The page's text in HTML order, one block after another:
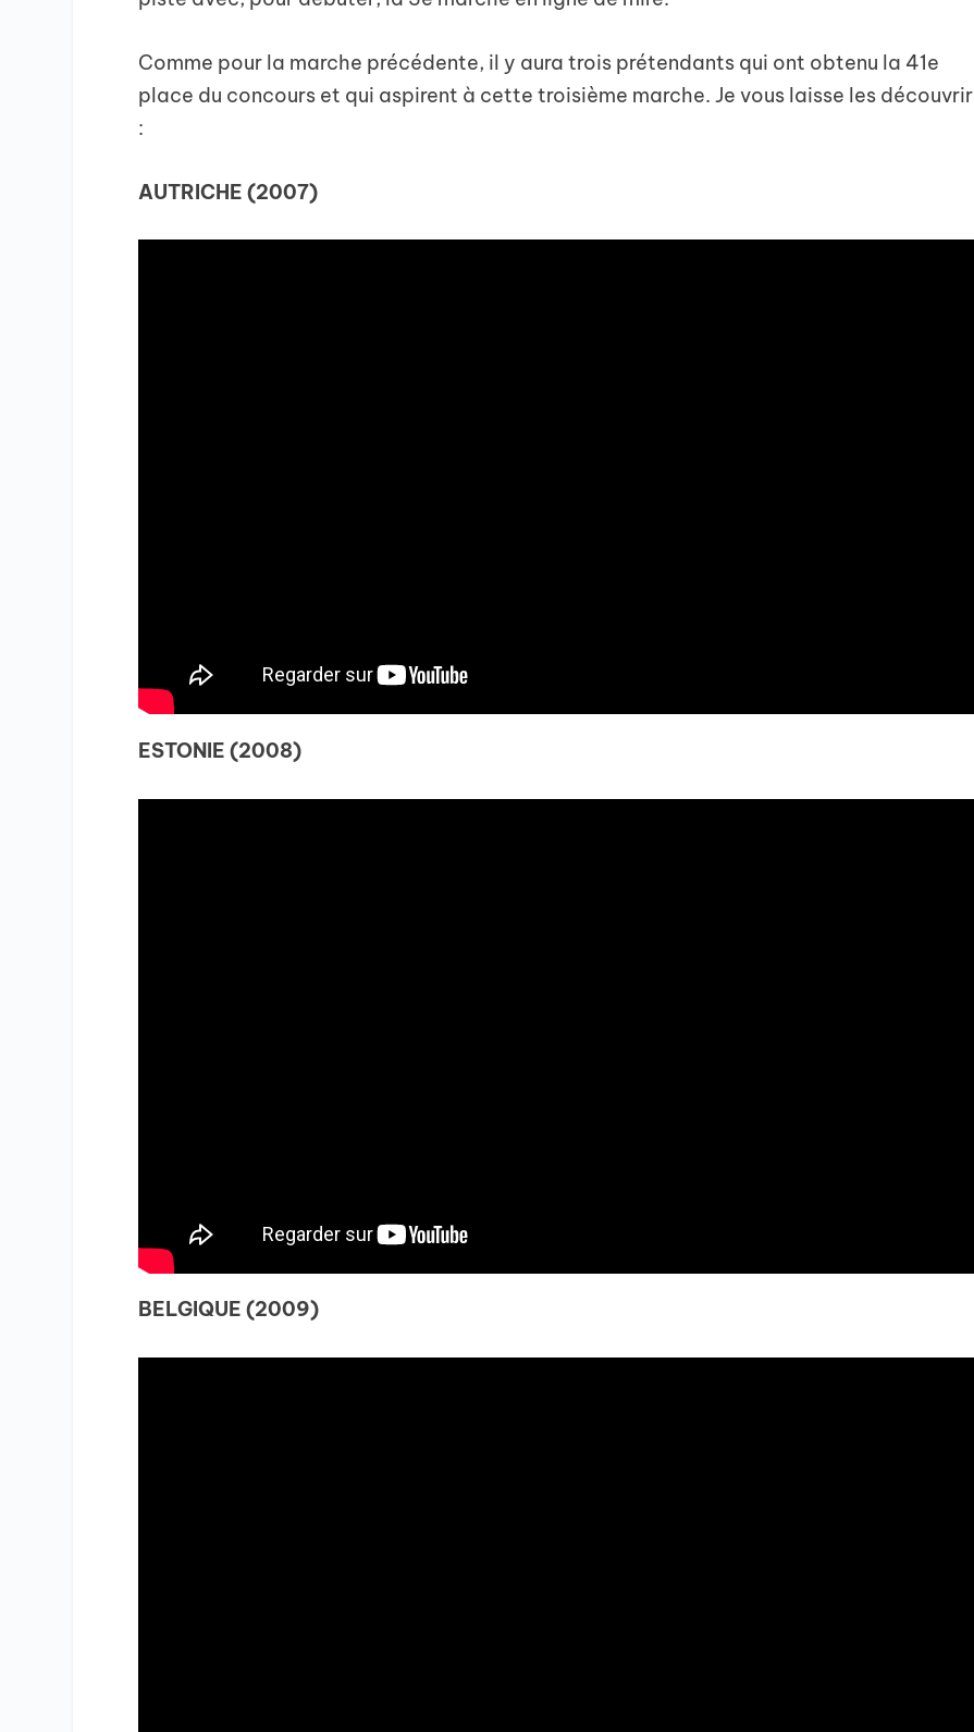
Comme pour la marche précédente, il y aura trois prétendants qui ont obtenu la 41e
place du concours et qui aspirent à cette troisième marche. Je vous laisse les découvrir
:
AUTRICHE (2007)
ESTONIE (2008)
BELGIQUE (2009)